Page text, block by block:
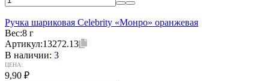
Ручка шариковая Celebrity «Монро» оранжевая
Вес:8 г
Артикул:13272.13
В наличии: 3
ЦЕНА:
9,90 ₽